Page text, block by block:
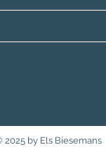
2025 by Els Biesemans